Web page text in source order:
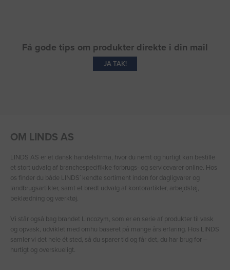
Få gode tips om produkter direkte i din mail
JA TAK!
OM LINDS AS
LINDS AS er et dansk handelsfirma, hvor du nemt og hurtigt kan bestille
et stort udvalg af branchespecifikke forbrugs- og servicevarer online. Hos
os finder du både LINDS′ kendte sortiment inden for dagligvarer og
landbrugsartikler, samt et bredt udvalg af kontorartikler, arbejdstøj,
beklædning og værktøj.
Vi står også bag brandet Lincozym, som er en serie af produkter til vask
og opvask, udviklet med omhu baseret på mange års erfaring. Hos LINDS
samler vi det hele ét sted, så du sparer tid og får det, du har brug for –
hurtigt og overskueligt.